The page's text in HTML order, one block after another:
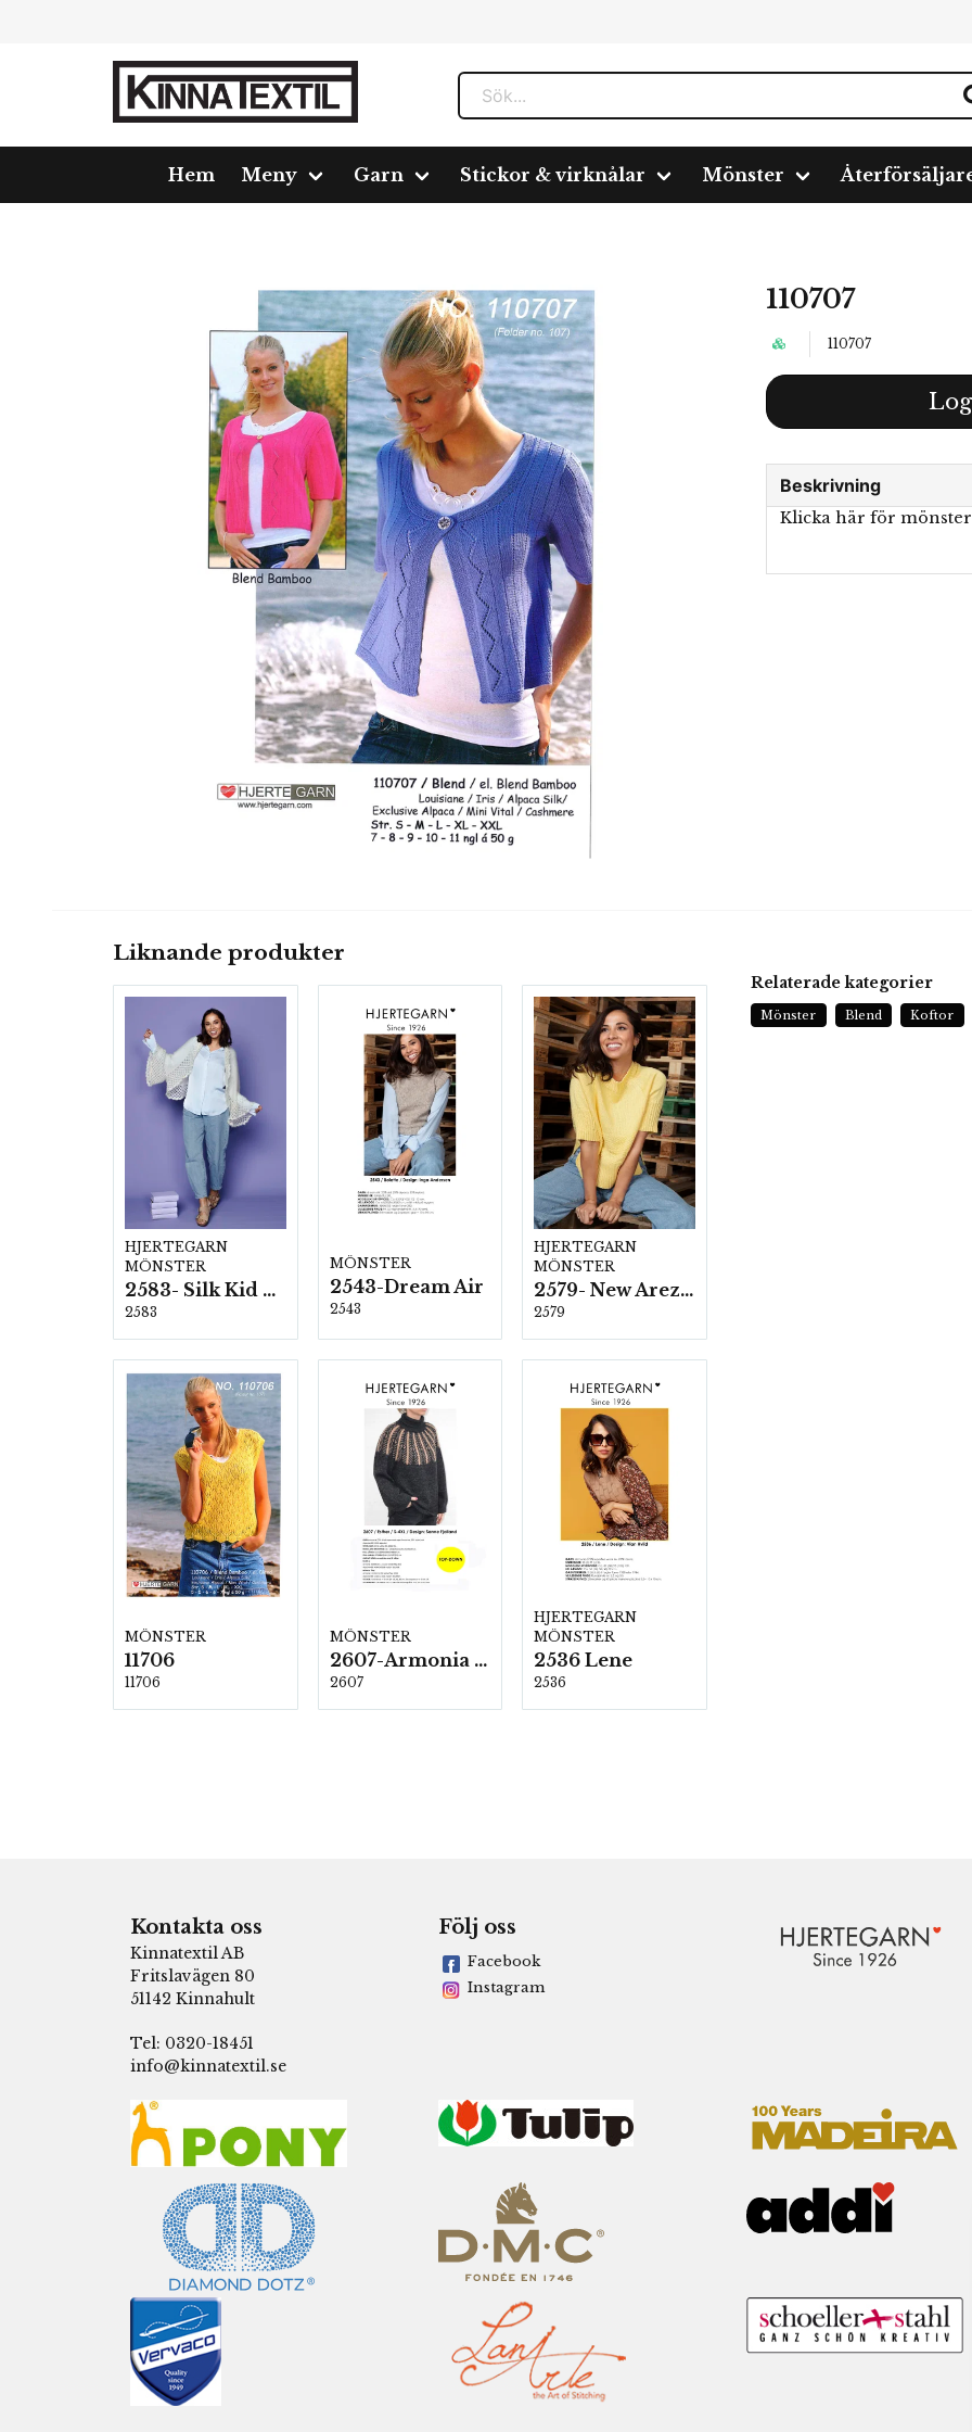
Hem Meny Garn Stickor & virknålar Mönster
Meny Mönster 110707
110707
110707
Beskrivning
Klicka här för mönster
Liknande produkter
HJERTEGARN
MÖNSTER
2583- Silk Kid Mohair
2583
MÖNSTER
2543-Dream Air
2543
HJERTEGARN
MÖNSTER
2579- New Arezzo
2579
MÖNSTER
11706
11706
MÖNSTER
2607-Armonia och Alpaca 400
2607
HJERTEGARN
MÖNSTER
2536 Lene
2536
Relaterade kategorier
Mönster Blend Koftor
Kontakta oss
Kinnatextil AB
Fritslavägen 80
51142 Kinnahult
Tel: 0320-18451
info@kinnatextil.se
Följ oss
Facebook
Instagram